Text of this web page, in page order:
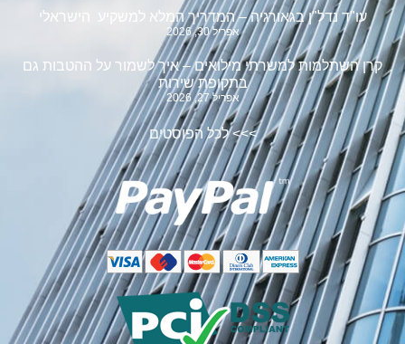
עו"ד נדל"ן בגאורגיה – המדריך המלא למשקיע הישראלי
אפריל 30, 2026
קרן השתלמות למשרתי מילואים – איך לשמור על ההטבות גם
בתקופת שירות
אפריל 27, 2026
>>>לכל הפוסטים